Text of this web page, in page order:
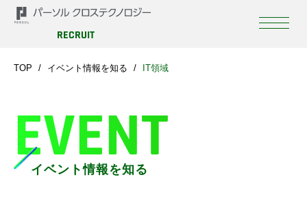
RECRUIT
TOP イベント情報を知る IT領域
EVENT
イベント情報を知る